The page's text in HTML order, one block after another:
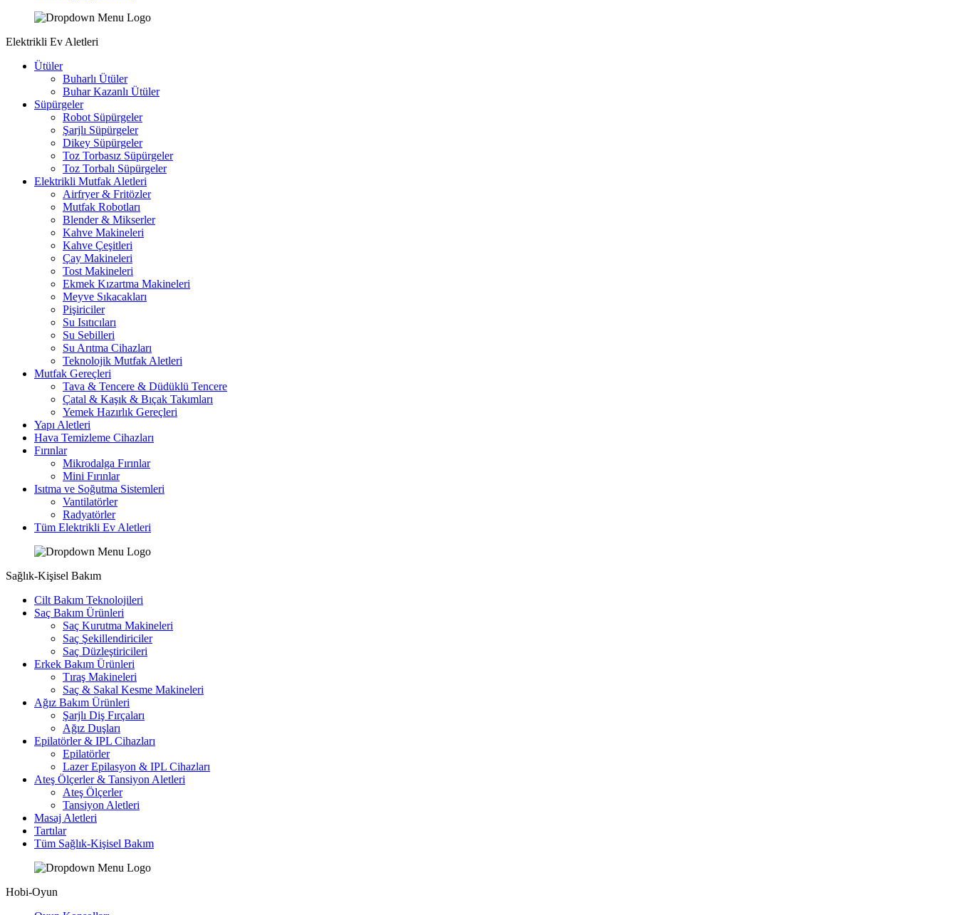
Elektrikli Ev Aletleri
Ütüler
Buharlı Ütüler
Buhar Kazanlı Ütüler
Süpürgeler
Robot Süpürgeler
Şarjlı Süpürgeler
Dikey Süpürgeler
Toz Torbasız Süpürgeler
Toz Torbalı Süpürgeler
Elektrikli Mutfak Aletleri
Airfryer & Fritözler
Mutfak Robotları
Blender & Mikserler
Kahve Makineleri
Kahve Çeşitleri
Çay Makineleri
Tost Makineleri
Ekmek Kızartma Makineleri
Meyve Sıkacakları
Pişiriciler
Su Isıtıcıları
Su Sebilleri
Su Arıtma Cihazları
Teknolojik Mutfak Aletleri
Mutfak Gereçleri
Tava & Tencere & Düdüklü Tencere
Çatal & Kaşık & Bıçak Takımları
Yemek Hazırlık Gereçleri
Yapı Aletleri
Hava Temizleme Cihazları
Fırınlar
Mikrodalga Fırınlar
Mini Fırınlar
Isıtma ve Soğutma Sistemleri
Vantilatörler
Radyatörler
Tüm Elektrikli Ev Aletleri
Sağlık-Kişisel Bakım
Cilt Bakım Teknolojileri
Saç Bakım Ürünleri
Saç Kurutma Makineleri
Saç Şekillendiriciler
Saç Düzleştiricileri
Erkek Bakım Ürünleri
Tıraş Makineleri
Saç & Sakal Kesme Makineleri
Ağız Bakım Ürünleri
Şarjlı Diş Fırçaları
Ağız Duşları
Epilatörler & IPL Cihazları
Epilatörler
Lazer Epilasyon & IPL Cihazları
Ateş Ölçerler & Tansiyon Aletleri
Ateş Ölçerler
Tansiyon Aletleri
Masaj Aletleri
Tartılar
Tüm Sağlık-Kişisel Bakım
Hobi-Oyun